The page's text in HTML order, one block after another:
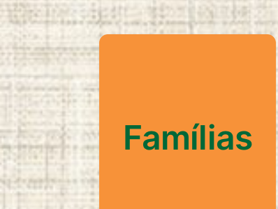
Famílias